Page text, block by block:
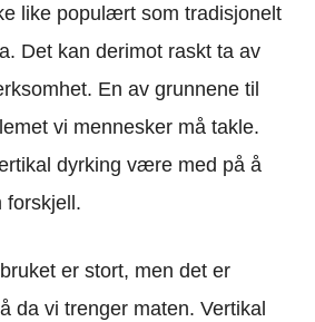
like populært som tradisjonelt
Det kan derimot raskt ta av
En av grunnene til
vi mennesker må takle.
dyrking være med på å
forskjell.
er stort, men det er
da vi trenger maten. Vertikal